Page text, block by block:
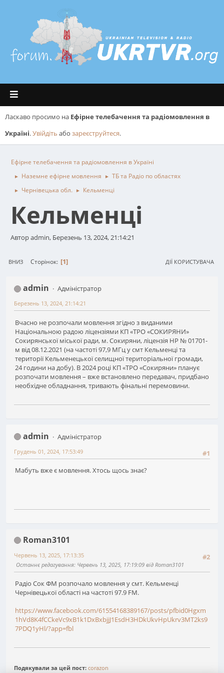
Ласкаво просимо на Ефірне телебачення та радіомовлення в
Україні.Увійдіть або зареєструйтеся.
Ефірне телебачення та радіомовлення в Україні
► Наземне ефірне мовлення ► ТБ та Радіо по областях
► Чернівецька обл. ► Кельменці
Кельменці
Автор admin, Березень 13, 2024, 21:14:21
ВНИЗ Сторінок 1 ДІЇ КОРИСТУВАЧА
admin Адміністратор
Березень 13, 2024, 21:14:21
Вчасно не розпочали мовлення згідно з виданими
Національною радою ліцензіями КП «ТРО «СОКИРЯНИ»
Сокирянської міської ради, м. Сокиряни, ліцензія НР № 01701-
м від 08.12.2021 (на частоті 97,9 МГц у смт Кельменці та
території Кельменецької селищної територіальної громади,
24 години на добу). В 2024 році КП «ТРО «Сокиряни» планує
розпочати мовлення – вже встановлено передавач, придбано
необхідне обладнання, тривають фінальні перемовини.
admin
Адміністратор
#1
Грудень 01, 2024, 17:53:49
Мабуть вже є мовлення. Хтось щось знає?
Roman3101
#2
Червень 13, 2025, 17:13:35
Останнє редагування: Червень 13, 2025, 17:19:09 від Roman3101
Радіо Сок ФМ розпочало мовлення у смт. Кельменці
Чернівецької області на частоті 97.9 FM.
https://www.facebook.com/61554168389167/posts/pfbid0Hgxm
1hVd8K4fCCkeVc9xB1k1DxBxbjjJ1EsdH3HDkUkvHpUkrv3MT2ks9
7PDQ1yHl/?app=fbl
Подякували за цей пост: corazon